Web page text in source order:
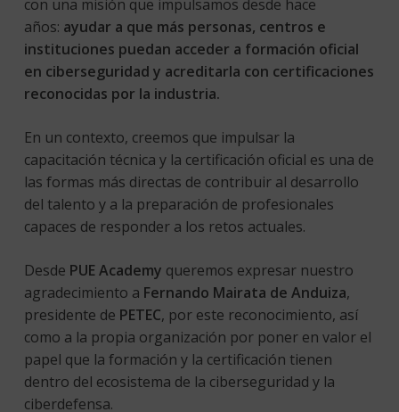
con una misión que impulsamos desde hace
años: ayudar a que más personas, centros e
instituciones puedan acceder a formación oficial
en ciberseguridad y acreditarla con certificaciones
reconocidas por la industria.
En un contexto, creemos que impulsar la
capacitación técnica y la certificación oficial es una de
las formas más directas de contribuir al desarrollo
del talento y a la preparación de profesionales
capaces de responder a los retos actuales.
Desde PUE Academy queremos expresar nuestro
agradecimiento a Fernando Mairata de Anduiza,
presidente de PETEC, por este reconocimiento, así
como a la propia organización por poner en valor el
papel que la formación y la certificación tienen
dentro del ecosistema de la ciberseguridad y la
ciberdefensa.